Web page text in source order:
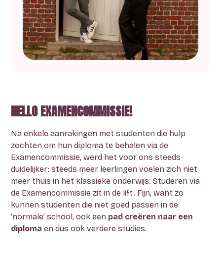
HELLO EXAMENCOMMISSIE!
Na enkele aanrakingen met studenten die hulp
zochten om hun diploma te behalen via de
Examencommissie, werd het voor ons steeds
duidelijker: steeds meer leerlingen voelen zich niet
meer thuis in het klassieke onderwijs. Studeren via
de Examencommissie zit in de lift. Fijn, want zo
kunnen studenten die niet goed passen in de
‘normale’ school, ook een pad creëren naar een
diploma en dus ook verdere studies.